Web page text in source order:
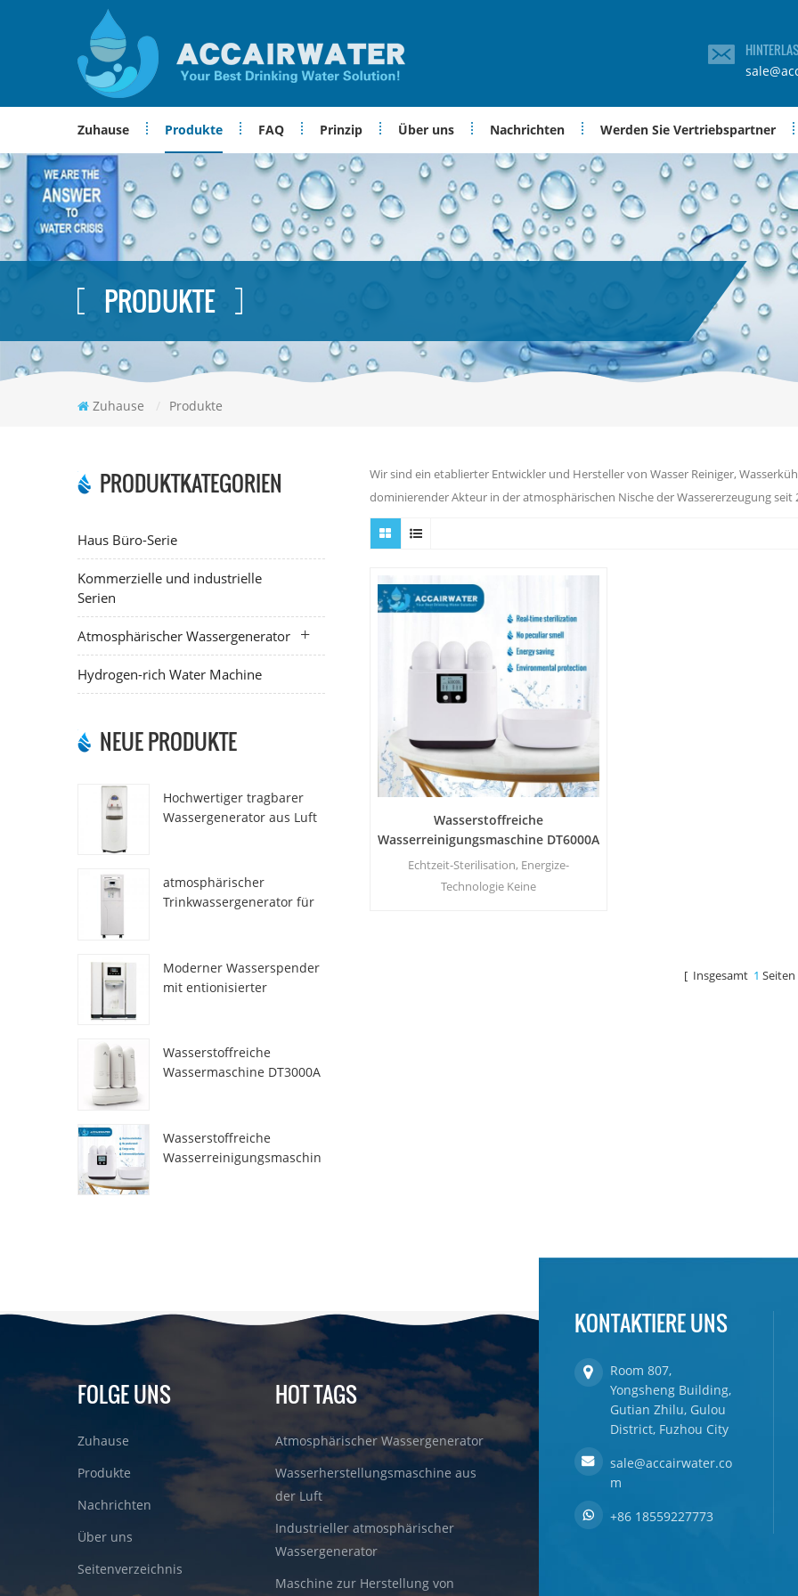
Zuhause Produkte FAQ Prinzip Über uns Nachrichten Werden Sie Vertriebspartner
PRODUKTE
Zuhause / Produkte
PRODUKTKATEGORIEN
Haus Büro-Serie
Kommerzielle und industrielle
Serien
Atmosphärischer Wassergenerator
Hydrogen-rich Water Machine
NEUE PRODUKTE
Hochwertiger tragbarer
Wassergenerator aus Luft
atmosphärischer
Trinkwassergenerator für
Moderner Wasserspender
mit entionisierter
Wasserstoffreiche
Wassermaschine DT3000A
Wasserstoffreiche
Wasserreinigungsmaschin
Wir sind ein etablierter Entwickler und Hersteller von Wasser Reiniger,
dominierender Akteur in der atmosphärischen Nische der Wassererzeugung seit
Wasserstoffreiche
Wasserreinigungsmaschine DT6000A
Echtzeit-Sterilisation, Energize-
Technologie Keine
[ Insgesamt 1
FOLGE UNS
Zuhause
Produkte
Nachrichten
Über uns
Seitenverzeichnis
HOT TAGS
Atmosphärischer Wassergenerator
Wasserherstellungsmaschine aus
der Luft
Industrieller atmosphärischer
Wassergenerator
Maschine zur Herstellung von
KONTAKTIERE UNS
Room 807,
Yongsheng Building,
Gutian Zhilu, Gulou
District, Fuzhou City
sale@accairwater.co
m
+86 18559227773